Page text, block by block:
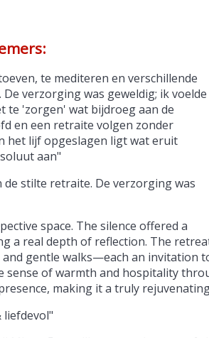
te mediteren en verschillende
verzorging was geweldig; ik voelde
te 'zorgen' wat bijdroeg aan de
en een retraite volgen zonder
het lijf opgeslagen ligt wat eruit
aan"
de stilte retraite. De verzorging was
space. The silence offered a
a real depth of reflection. The
gentle walks—each an invitation
sense of warmth and hospitality
making it a truly
liefdevol"